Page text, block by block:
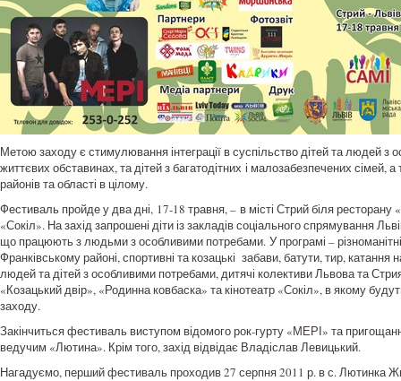
Метою заходу є стимулювання інтеграції в суспільство дітей та людей з
життєвих обставинах, та дітей з багатодітних і малозабезпечених
районів та області в цілому.
Фестиваль пройде у два дні, 17-18 травня, – в місті Стрий біля ресторану
«Сокіл». На захід запрошені діти із закладів соціального спрямування
що працюють з людьми з особливими потребами. У програмі –
Франківському районі, спортивні та козацькі забави, батути, тир,
людей та дітей з особливими потребами, дитячі колективи Львова та
«Козацький двір», «Родинна ковбаска» та кінотеатр «Сокіл», в якому
заходу.
Закінчиться фестиваль виступом відомого рок-гурту «МЕРІ» та
ведучим «Лютина». Крім того, захід відвідає Владіслав Левицький.
Нагадуємо, перший фестиваль проходив 27 серпня 2011 р. в с. Лютинка